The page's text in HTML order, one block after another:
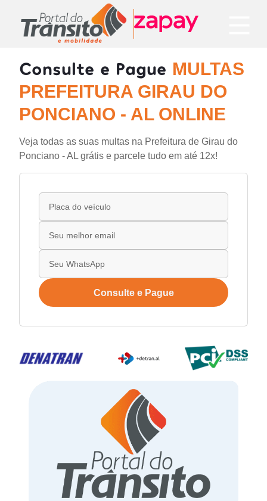
Consulte e Pague MULTAS
PREFEITURA GIRAU DO
PONCIANO - AL ONLINE
Veja todas as suas multas na Prefeitura de Girau do
Ponciano - AL grátis e parcele tudo em até 12x!
Consulte e Pague